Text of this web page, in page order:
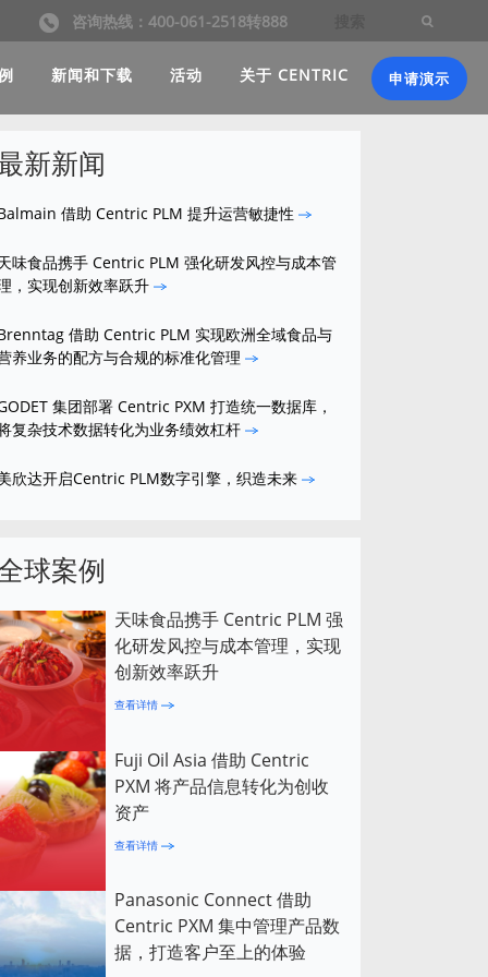
咨询热线：400-061-2518转888
新闻和下载 活动 关于 CENTRIC 申请演示
新新闻
借助 Centric PLM 提升运营敏捷性
味食品携手 Centric PLM 强化研发风控与成本管
，实现创新效率跃升
借助 Centric PLM 实现欧洲全域食品与
养业务的配方与合规的标准化管理
集团部署 Centric PXM 打造统一数据库，
复杂技术数据转化为业务绩效杠杆
欣达开启Centric PLM数字引擎，织造未来
球案例
天味食品携手 Centric PLM 强
化研发风控与成本管理，实现
创新效率跃升
查看详情
Fuji Oil Asia 借助 Centric
PXM 将产品信息转化为创收
资产
查看详情
Panasonic Connect 借助
Centric PXM 集中管理产品数
据，打造客户至上的体验